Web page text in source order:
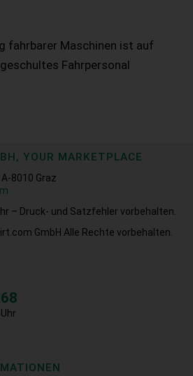
fahrbarer Maschinen ist auf
Fahrpersonal
YOUR MARKETPLACE
8010 Graz
– Druck- und Satzfehler vorbehalten.
GmbH Alle Rechte vorbehalten.